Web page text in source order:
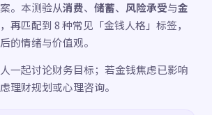
。本测验从消费、 储蓄、 风险承受与金
再匹配到 8 种常见「金钱人格」标签，
的情绪与价值观。
一起讨论财务目标；若金钱焦虑已影响
理财规划或心理咨询。